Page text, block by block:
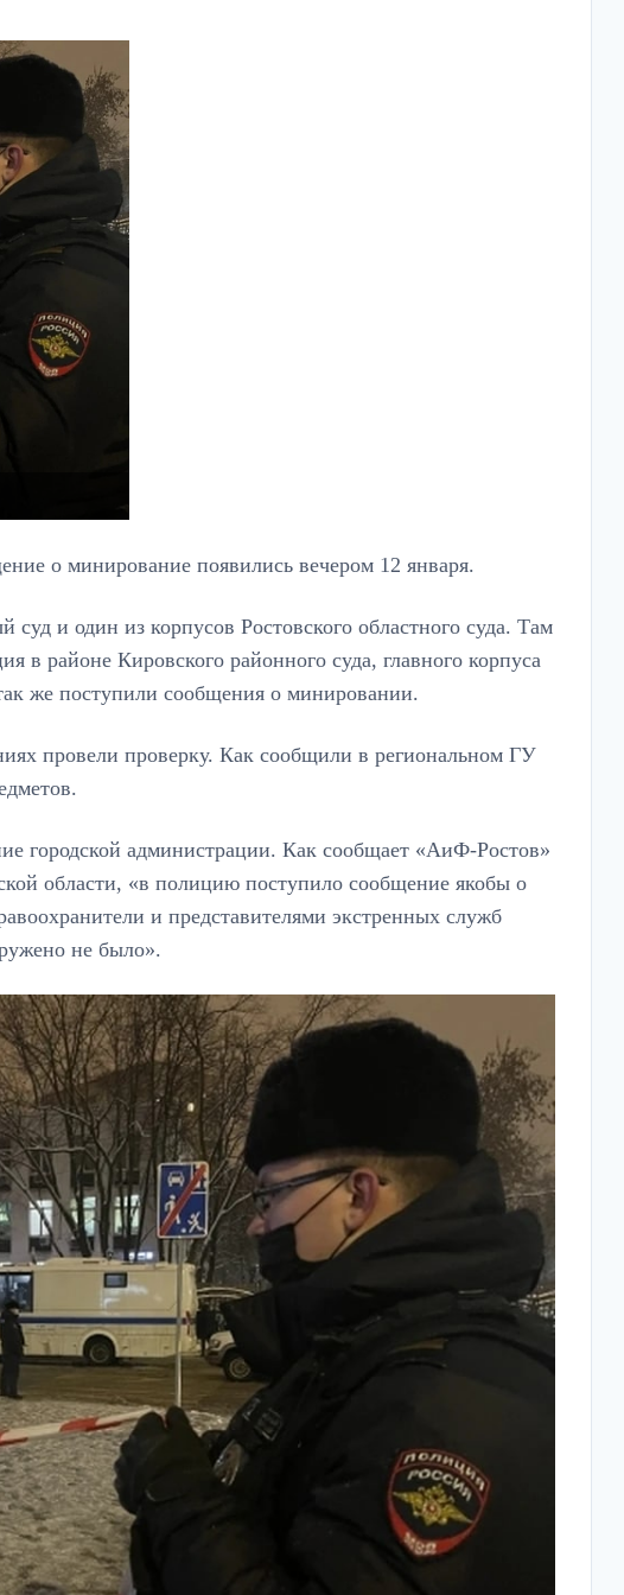
о минирование появились вечером 12 января.
и один из корпусов Ростовского областного суда. Там
в районе Кировского районного суда, главного корпуса
же поступили сообщения о минировании.
провели проверку. Как сообщили в региональном ГУ
городской администрации. Как сообщает «АиФ-Ростов»
области, «в полицию поступило сообщение якобы о
и представителями экстренных служб
не было».